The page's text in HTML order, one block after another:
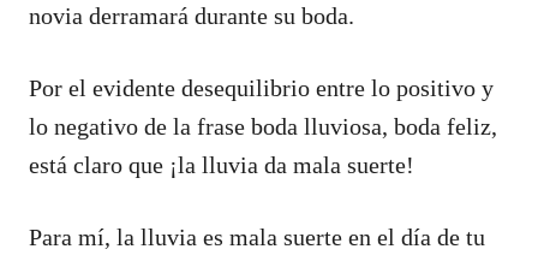
novia derramará durante su boda.
Por el evidente desequilibrio entre lo positivo y
lo negativo de la frase boda lluviosa, boda feliz,
está claro que ¡la lluvia da mala suerte!
Para mí, la lluvia es mala suerte en el día de tu